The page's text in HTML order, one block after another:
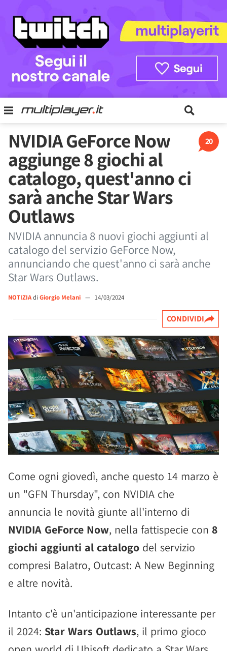
20
NVIDIA GeForce Now
aggiunge 8 giochi al
catalogo, quest'anno ci
sarà anche Star Wars
Outlaws
NVIDIA annuncia 8 nuovi giochi aggiunti al
catalogo del servizio GeForce Now,
annunciando che quest'anno ci sarà anche
Star Wars Outlaws.
NOTIZIAdi Giorgio Melani — 14/03/2024
CONDIVIDI
Come ogni giovedì, anche questo 14 marzo è
un "GFN Thursday", con NVIDIA che
annuncia le novità giunte all'interno di
NVIDIA GeForce Now, nella fattispecie con 8
giochi aggiunti al catalogo del servizio
compresi Balatro, Outcast: A New Beginning
e altre novità.
Intanto c'è un'anticipazione interessante per
il 2024: Star Wars Outlaws, il primo gioco